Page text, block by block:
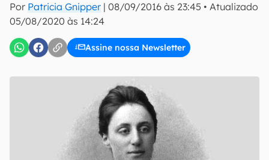
Por Patricia Gnipper | 08/09/2016 às 23:45 • Atualizado
05/08/2020 às 14:24
Assine nossa Newsletter
inscreva-se
Confirmo que li, aceito e concordo com os Termos de
Uso e Política de Privacidade do Canaltech.